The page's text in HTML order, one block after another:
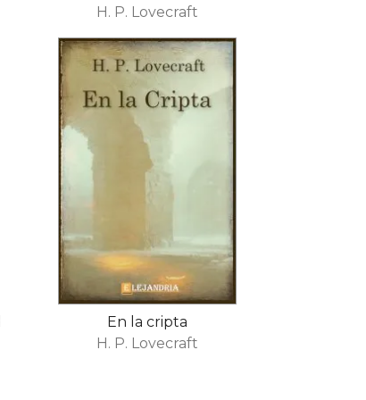
H. P. Lovecraft
En la cripta
H. P. Lovecraft